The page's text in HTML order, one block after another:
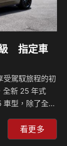
指定車
受駕馭旅程的初
全新 25 年式
型，除了全面
系升級多項凌
入主可再享限時
看更多